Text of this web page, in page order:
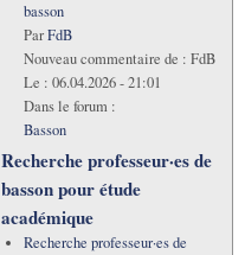
basson
ParFdB
Nouveau commentaire de : FdB
Le : 06.04.2026 - 21:01
Dans le forum :
Basson
Recherche professeur·es de
basson pour étude
académique
Recherche professeur·es de